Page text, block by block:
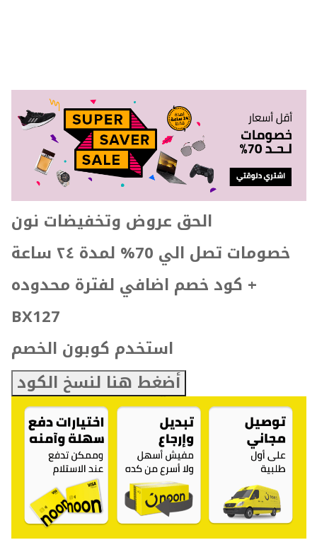
الحق عروض وتخفيضات نون
خصومات تصل الي 70% لمدة ۲٤ ساعة
كود خصم اضافي لفترة محدوده +
BX127
استخدم كوبون الخصم
أضغط هنا لنسخ الكود